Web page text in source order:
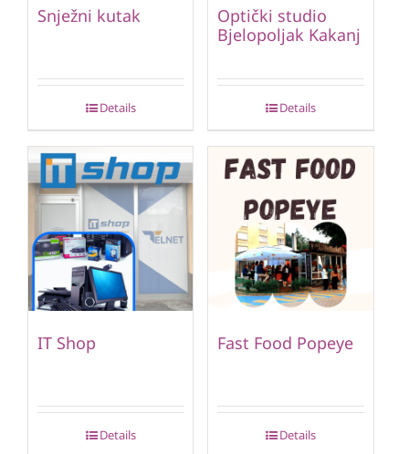
Snježni kutak
Details
Optički studio
Bjelopoljak Kakanj
Details
IT Shop
Details
Fast Food Popeye
Details